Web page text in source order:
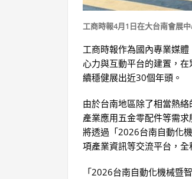
工商時報4月1日在大台南會展
工商時報作為國內專業媒
心力與互動平台的建置，
續穩健展出近30個年頭。
由於台南地區除了相當熱
產業應用五金零配件等需
將透過「2026台南自動化
項產業資訊等交流平台，
「2026台南自動化機械暨